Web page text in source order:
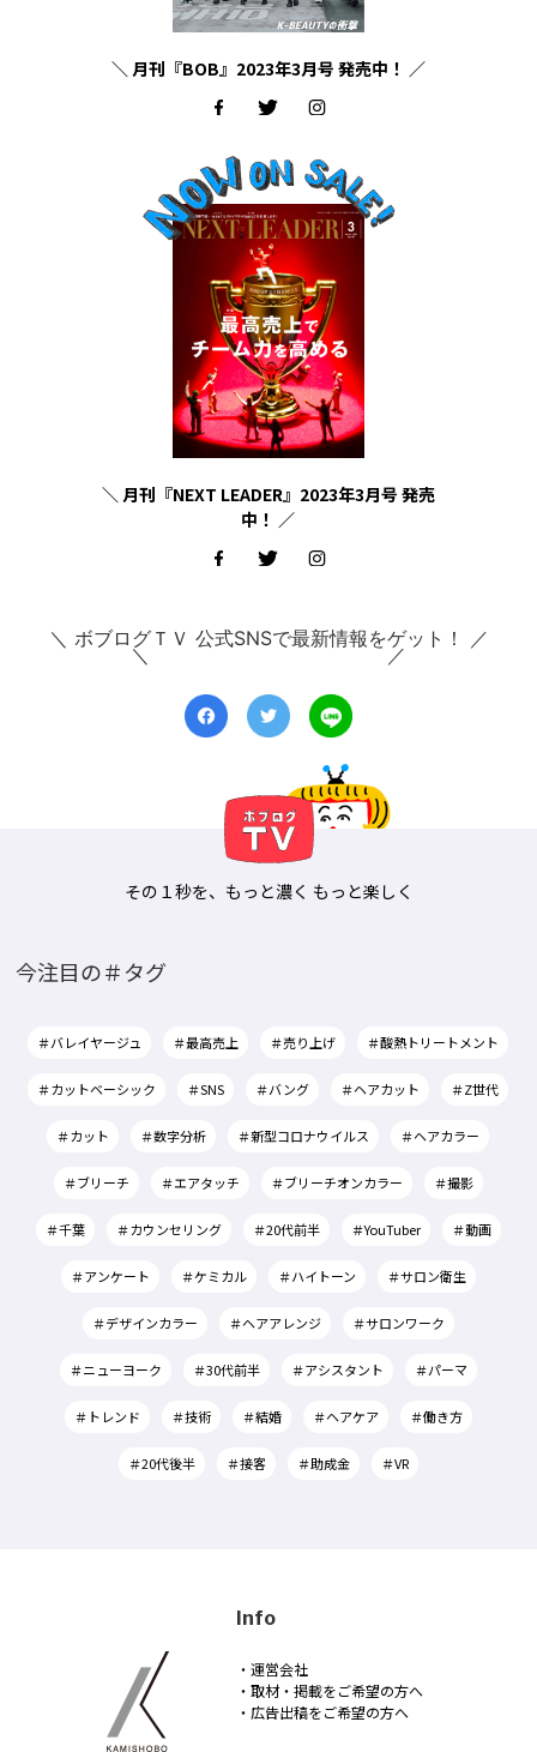
＼ 月刊『BOB』2023年3月号 発売中！ ／
＼ 月刊『NEXT LEADER』2023年3月号 発売
中！ ／
＼ ボブログＴＶ 公式SNSで最新情報をゲット！ ／
その１秒を、もっと濃く もっと楽しく
今注目の＃タグ
＃バレイヤージュ ＃最高売上 ＃売り上げ ＃酸熱トリートメント
＃カットベーシック ＃SNS ＃バング ＃ヘアカット ＃Z世代
＃カット ＃数字分析 ＃新型コロナウイルス ＃ヘアカラー
＃ブリーチ ＃エアタッチ ＃ブリーチオンカラー ＃撮影
＃千葉 ＃カウンセリング ＃20代前半 ＃YouTuber ＃動画
＃アンケート ＃ケミカル ＃ハイトーン ＃サロン衛生
＃デザインカラー ＃ヘアアレンジ ＃サロンワーク
＃ニューヨーク ＃30代前半 ＃アシスタント ＃パーマ
＃トレンド ＃技術 ＃結婚 ＃ヘアケア ＃働き方
＃20代後半 ＃接客 ＃助成金 ＃VR
Info
・運営会社
・取材・掲載をご希望の方へ
・広告出稿をご希望の方へ